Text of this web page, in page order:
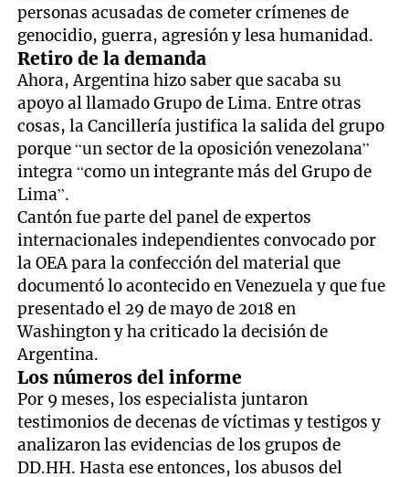
personas acusadas de cometer crímenes de
genocidio, guerra, agresión y lesa humanidad.
Retiro de la demanda
Ahora, Argentina hizo saber que sacaba su
apoyo al llamado Grupo de Lima. Entre otras
cosas, la Cancillería justifica la salida del grupo
porque “un sector de la oposición venezolana”
integra “como un integrante más del Grupo de
Lima”.
Cantón fue parte del panel de expertos
internacionales independientes convocado por
la OEA para la confección del material que
documentó lo acontecido en Venezuela y que fue
presentado el 29 de mayo de 2018 en
Washington y ha criticado la decisión de
Argentina.
Los números del informe
Por 9 meses, los especialista juntaron
testimonios de decenas de víctimas y testigos y
analizaron las evidencias de los grupos de
DD.HH. Hasta ese entonces, los abusos del